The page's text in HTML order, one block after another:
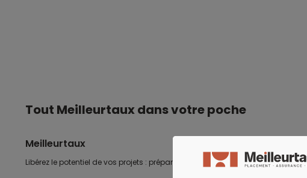
Tout Meilleurtaux dans votre poche
Meilleurtaux
Libérez le potentiel de vos projets : préparez-les, suivez-les, accomplissez-les.